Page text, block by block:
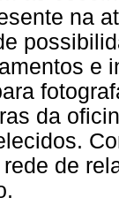
na
e
da
de